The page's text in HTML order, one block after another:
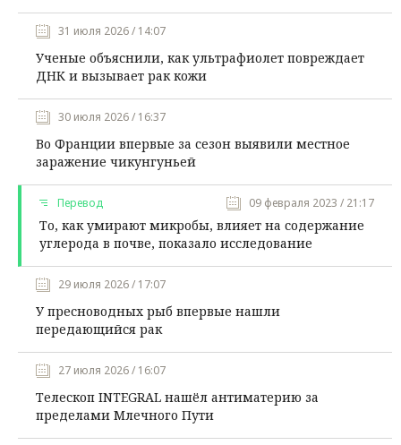
31 июля 2026 / 14:07
Ученые объяснили, как ультрафиолет повреждает
ДНК и вызывает рак кожи
30 июля 2026 / 16:37
Во Франции впервые за сезон выявили местное
заражение чикунгуньей
Перевод 09 февраля 2023 / 21:17
То, как умирают микробы, влияет на содержание
углерода в почве, показало исследование
29 июля 2026 / 17:07
У пресноводных рыб впервые нашли
передающийся рак
27 июля 2026 / 16:07
Телескоп INTEGRAL нашёл антиматерию за
пределами Млечного Пути